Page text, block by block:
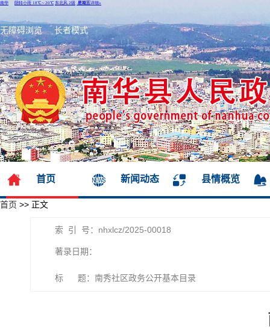
无障碍浏览 长者模式
首页 新闻动态 县情概览
首页 >> 正文
索 引 号：nhxlcz/2025-00018
著录日期：
标 题：南秀社区政务公开基本目录